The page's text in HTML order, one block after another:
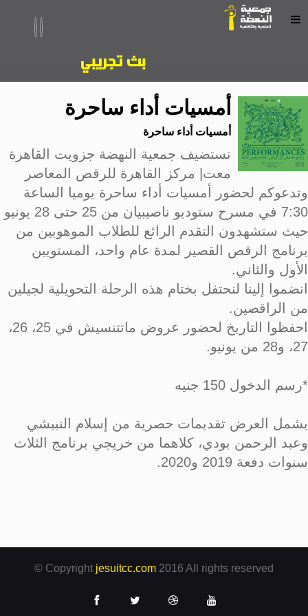
أمسيات أداء ساحرة
أمسيات أداء ساحرة
تستضيف جمعية النهضة جزويت القاهرة
معت| مركز القاهرة للرقص المعاصر
وتدعوكم لحضور أمسيات أداء ساحرة يوميا الساعة
7:30 في مسرح ستوديو ناصيبيان من 25 حتى 28 يونيو
حيث ستشهدون التقدم الرائع للطلاب الموهوبين من
برنامج الرقص القصير لمدة عام واحد، المستويين
الأول والثاني.
انضموا إلينا لنحتفل بختام هذه الرحلة التحويلية لجيلين
من الراقصين.
احفظوا التاريخ لحضور عروض ماتتنسيش في 25، 26،
27، و28 من يونيو.
*رسم الدخول 150 جنيه
يشمل العرض تقديمات حصرية من إسلام النبيشي
وعبد الرحمن بودي، كلاهما من خريجي برنامج الثلاث
سنوات دفعة 2019 و2020.
© Copyright jesuitcc.com 2016 All rights reserved